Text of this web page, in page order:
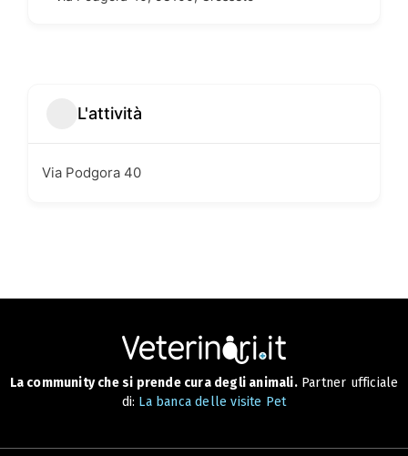
L'attività
Via Podgora 40
La community che si prende cura degli animali.Partner ufficiale
di: La banca delle visite Pet